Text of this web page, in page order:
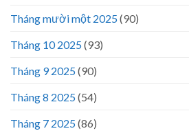
Tháng mười một 2025(90)
Tháng 10 2025(93)
Tháng 9 2025(90)
Tháng 8 2025(54)
Tháng 7 2025(86)